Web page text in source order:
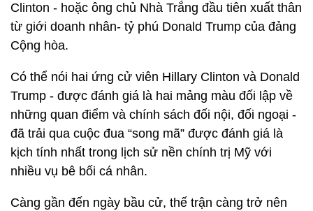
Clinton - hoặc ông chủ Nhà Trắng đầu tiên xuất thân
từ giới doanh nhân- tỷ phú Donald Trump của đảng
Cộng hòa.
Có thể nói hai ứng cử viên Hillary Clinton và Donald
Trump - được đánh giá là hai mảng màu đối lập về
những quan điểm và chính sách đối nội, đối ngoại -
đã trải qua cuộc đua “song mã” được đánh giá là
kịch tính nhất trong lịch sử nền chính trị Mỹ với
nhiều vụ bê bối cá nhân.
Càng gần đến ngày bầu cử, thế trận càng trở nên